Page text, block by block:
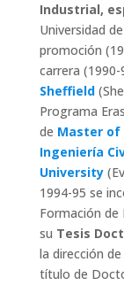
Industrial,
Universidad
promoción
carrera (1990-
Sheffield
Programa
de Master of
Ingeniería
University
1994-95 se
Formación de
su Tesis
la dirección
título de